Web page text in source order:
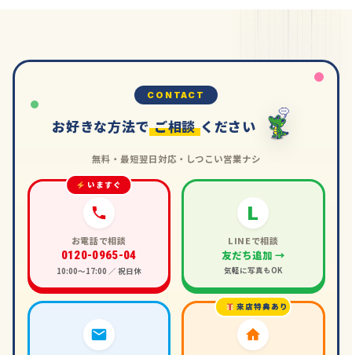
CONTACT
お好きな方法で ご相談 ください
無料・最短翌日対応・しつこい営業ナシ
いますぐ
お電話で相談
0120-0965-04
10:00〜17:00 ／ 祝日休
L
LINEで相談
友だち追加 →
気軽に写真もOK
来店特典あり